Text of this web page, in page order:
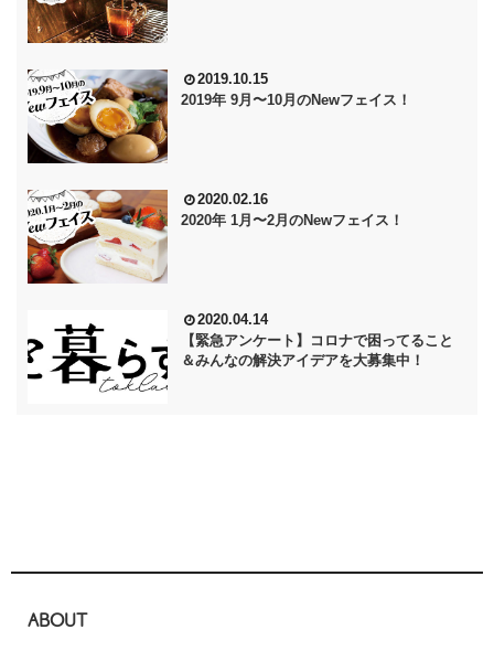
2019.10.15
2019年 9月〜10月のNewフェイス！
2020.02.16
2020年 1月〜2月のNewフェイス！
2020.04.14
【緊急アンケート】コロナで困ってること
＆みんなの解決アイデアを大募集中！
ABOUT